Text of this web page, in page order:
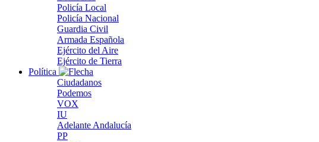
Policía Local
Policía Nacional
Guardia Civil
Armada Española
Ejército del Aire
Ejército de Tierra
Política
Ciudadanos
Podemos
VOX
IU
Adelante Andalucía
PP